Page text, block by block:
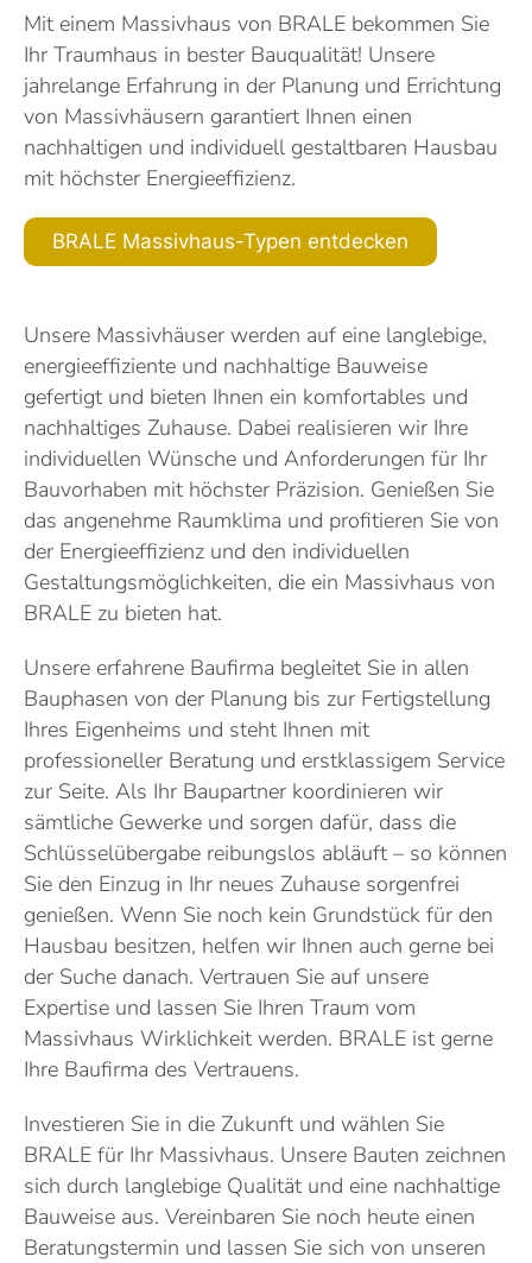
Mit einem Massivhaus von BRALE bekommen Sie
Ihr Traumhaus in bester Bauqualität! Unsere
jahrelange Erfahrung in der Planung und Errichtung
von Massivhäusern garantiert Ihnen einen
nachhaltigen und individuell gestaltbaren Hausbau
mit höchster Energieeffizienz.
BRALE Massivhaus-Typen entdecken
Unsere Massivhäuser werden auf eine langlebige,
energieeffiziente und nachhaltige Bauweise
gefertigt und bieten Ihnen ein komfortables und
nachhaltiges Zuhause. Dabei realisieren wir Ihre
individuellen Wünsche und Anforderungen für Ihr
Bauvorhaben mit höchster Präzision. Genießen Sie
das angenehme Raumklima und profitieren Sie von
der Energieeffizienz und den individuellen
Gestaltungsmöglichkeiten, die ein Massivhaus von
BRALE zu bieten hat.
Unsere erfahrene Baufirma begleitet Sie in allen
Bauphasen von der Planung bis zur Fertigstellung
Ihres Eigenheims und steht Ihnen mit
professioneller Beratung und erstklassigem Service
zur Seite. Als Ihr Baupartner koordinieren wir
sämtliche Gewerke und sorgen dafür, dass die
Schlüsselübergabe reibungslos abläuft – so können
Sie den Einzug in Ihr neues Zuhause sorgenfrei
genießen. Wenn Sie noch kein Grundstück für den
Hausbau besitzen, helfen wir Ihnen auch gerne bei
der Suche danach. Vertrauen Sie auf unsere
Expertise und lassen Sie Ihren Traum vom
Massivhaus Wirklichkeit werden. BRALE ist gerne
Ihre Baufirma des Vertrauens.
Investieren Sie in die Zukunft und wählen Sie
BRALE für Ihr Massivhaus. Unsere Bauten zeichnen
sich durch langlebige Qualität und eine nachhaltige
Bauweise aus. Vereinbaren Sie noch heute einen
Beratungstermin und lassen Sie sich von unseren